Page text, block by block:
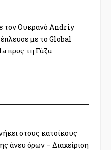
τον Ουκρανό Andriy
με το Global
προς τη Γάζα
στους κατοίκους
άνευ όρων – Διαχείριση